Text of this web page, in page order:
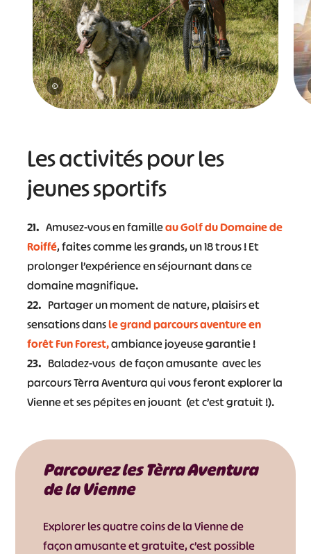
©
Les activités pour les
jeunes sportifs
21. Amusez-vous en familleau Golf du Domaine de
Roiffé, faites comme les grands, un 18 trous ! Et
prolonger l’expérience en séjournant dans ce
domaine magnifique.
22. Partager un moment de nature, plaisirs et
sensations dansle grand parcours aventure en
forêt Fun Forest,ambiance joyeuse garantie !
23. Baladez-vous de façon amusante avec les
parcours Tèrra Aventura qui vous feront explorer la
Vienne et ses pépites en jouant (et c’est gratuit !).
Parcourez les Tèrra Aventura
de la Vienne
Explorer les quatre coins de la Vienne de
façon amusante et gratuite, c’est possible